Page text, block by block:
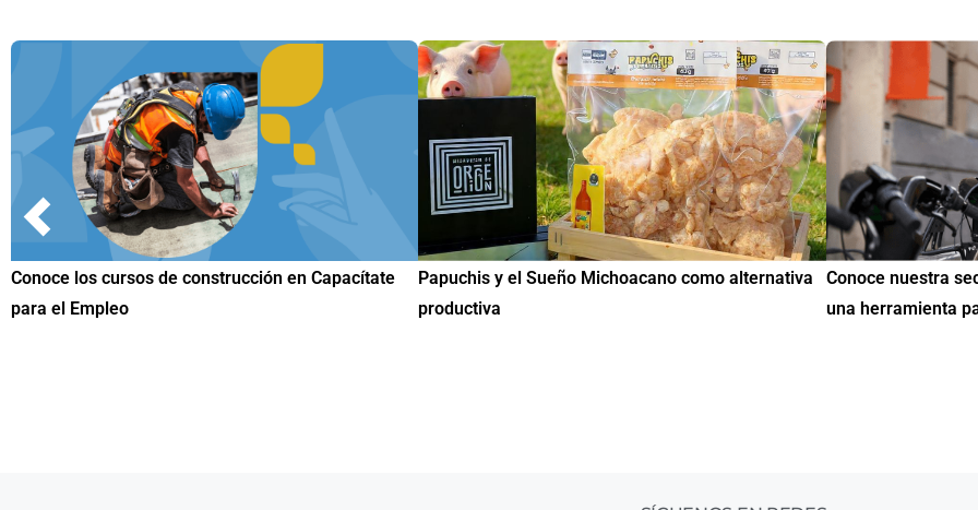
Papuchis y el Sueño Michoacano como alternativa
productiva
Conoce nuestra sección de Educación y Empleo:
una herramienta para encontrar oportunidades
IMME realiza la 2ª
de Educación